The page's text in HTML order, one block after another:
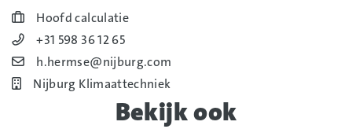
Blog_field_Functie
Hoofd calculatie
Blog_field_Telefoonnummer
+31 598 36 12 65
Blog_field_E-mail
h.hermse@nijburg.com
BedrijfNijburg Klimaattechniek
Bekijk ook